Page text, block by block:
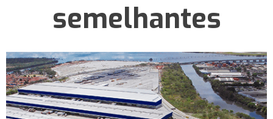
semelhantes